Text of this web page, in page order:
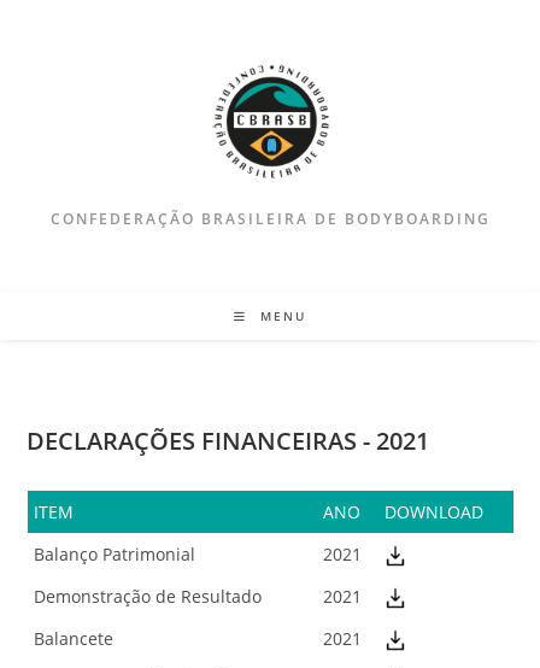
CONFEDERAÇÃO BRASILEIRA DE BODYBOARDING
MENU
DECLARAÇÕES FINANCEIRAS - 2021
ITEM ANO
DOWNLOAD
Balanço Patrimonial
2021
Demonstração de Resultado
2021
Balancete
2021